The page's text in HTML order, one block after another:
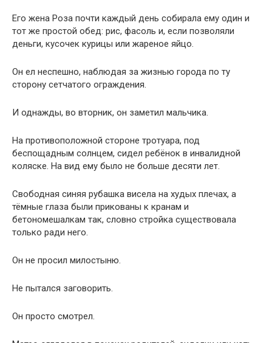
Его жена Роза почти каждый день собирала ему один и
тот же простой обед: рис, фасоль и, если позволяли
деньги, кусочек курицы или жареное яйцо.
Он ел неспешно, наблюдая за жизнью города по ту
сторону сетчатого ограждения.
И однажды, во вторник, он заметил мальчика.
На противоположной стороне тротуара, под
беспощадным солнцем, сидел ребёнок в инвалидной
коляске. На вид ему было не больше десяти лет.
Свободная синяя рубашка висела на худых плечах, а
тёмные глаза были прикованы к кранам и
бетономешалкам так, словно стройка существовала
только ради него.
Он не просил милостыню.
Не пытался заговорить.
Он просто смотрел.